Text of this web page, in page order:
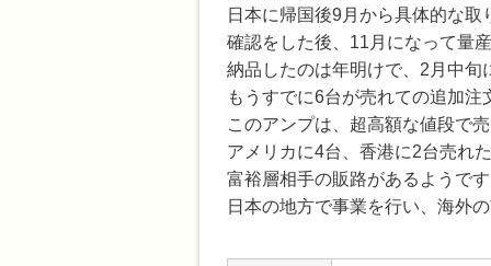
日本に帰国後9月から具体的な
確認をした後、11月になって量
納品したのは年明けで、2月中
もうすでに6台が売れての追加注
このアンプは、超高額な値段で
アメリカに4台、香港に2台売れ
富裕層相手の販路があるようで
日本の地方で事業を行い、海外